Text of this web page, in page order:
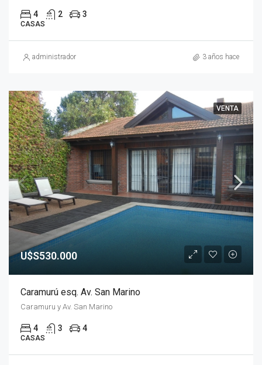
4 2 3
CASAS
administrador 3 años hace
VENTA
U$S530.000
Caramurú esq. Av. San Marino
Caramuru y Av. San Marino
4 3 4
CASAS